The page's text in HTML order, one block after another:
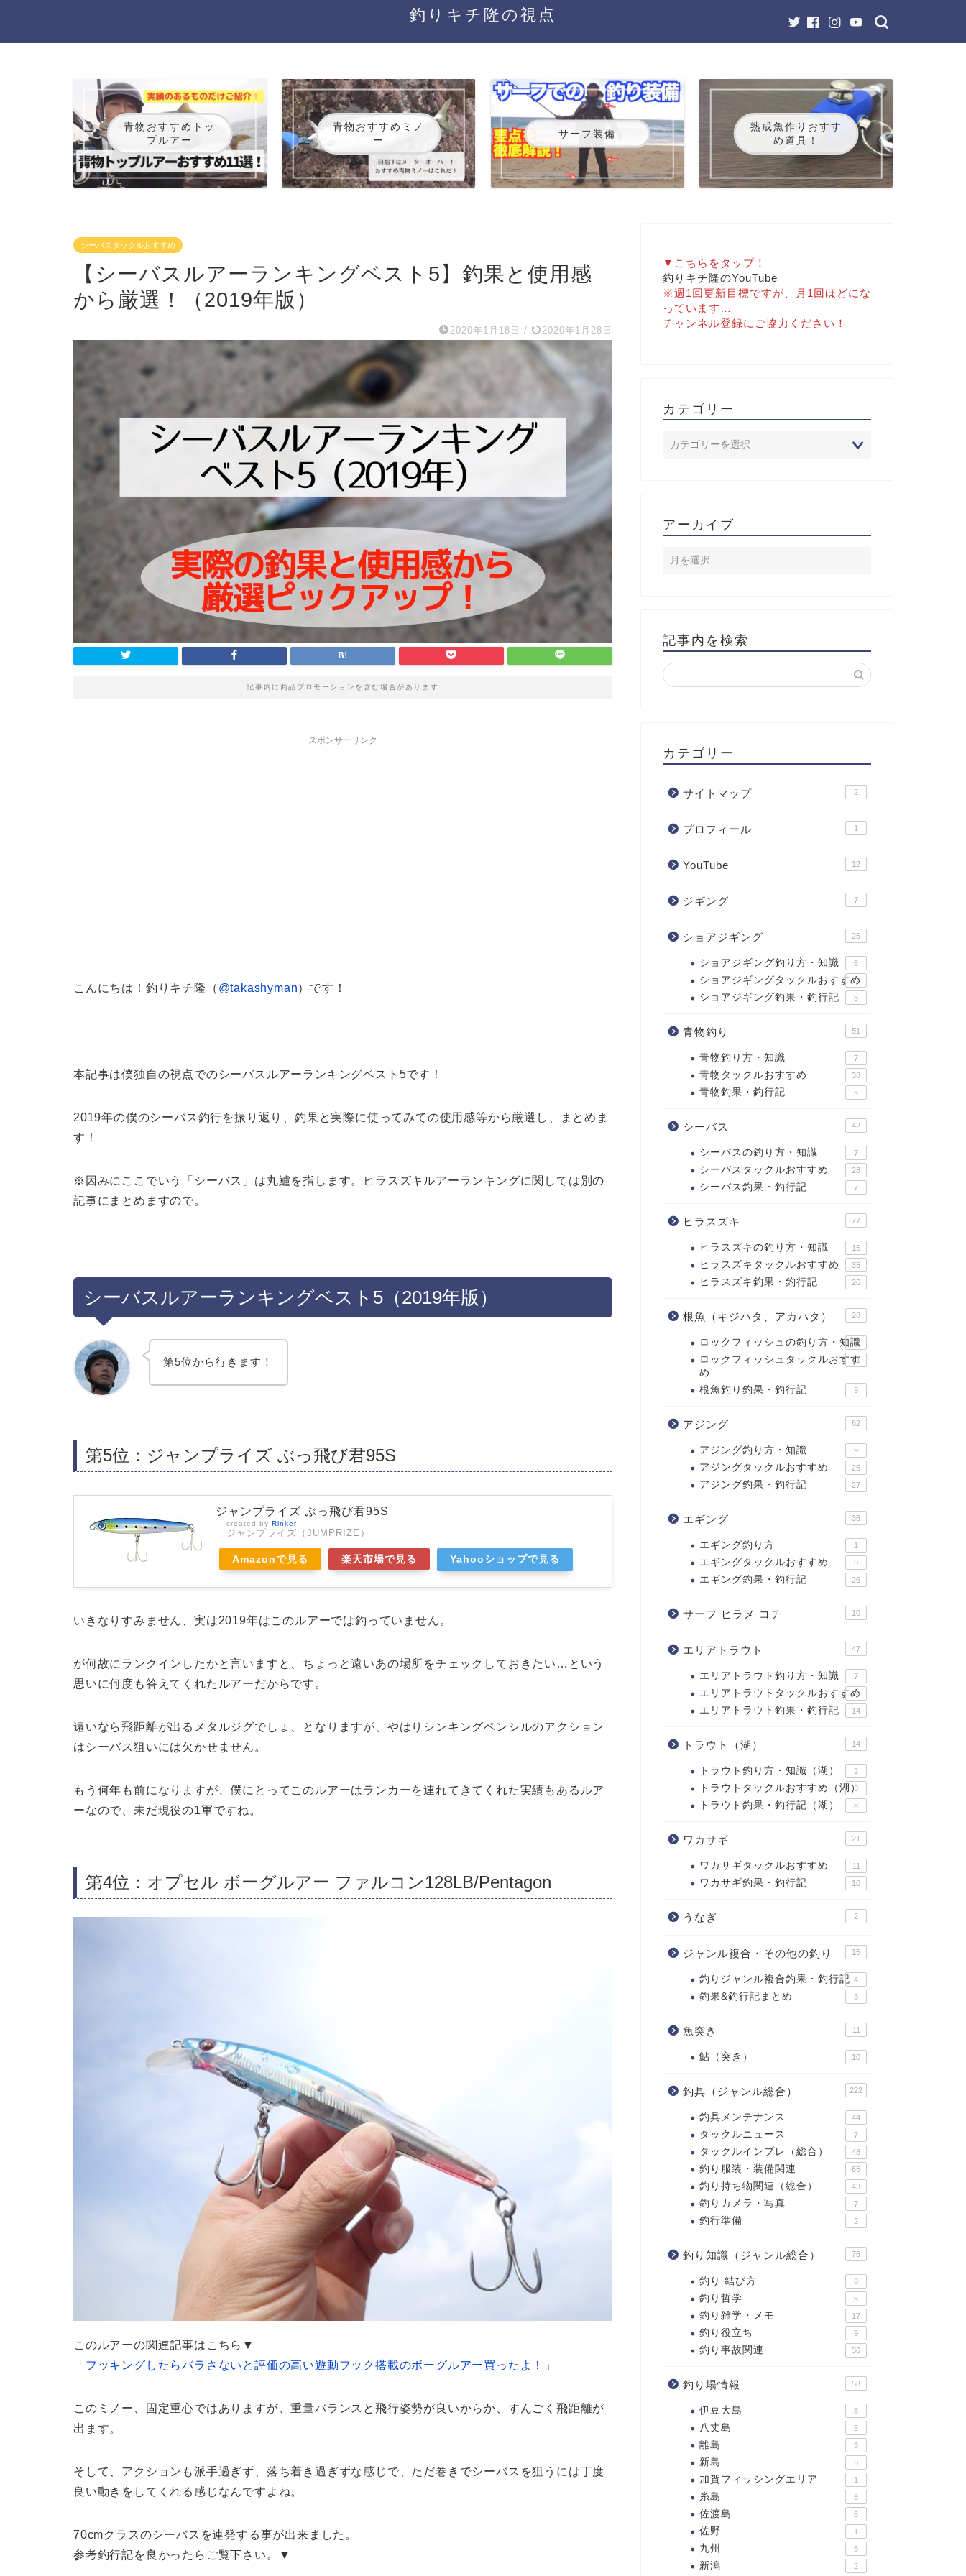
釣りキチ隆の視点
青物おすすめトッ
プルアー
青物おすすめミノ
ー
サーフ装備
熟成魚作りおすす
め道具！
シーバスタックルおすすめ
【シーバスルアーランキングベスト5】釣果と使用感
から厳選！（2019年版）
2020年1月18日 / 2020年1月28日
記事内に商品プロモーションを含む場合があります
スポンサーリンク
こんにちは！釣りキチ隆（ @takashyman）です！
本記事は僕独自の視点でのシーバスルアーランキングベスト5です！
2019年の僕のシーバス釣行を振り返り、釣果と実際に使ってみての使用感等から厳選し、まとめま
す！
※因みにここでいう「シーバス」は丸鱸を指します。ヒラスズキルアーランキングに関しては別の
記事にまとめますので。
シーバスルアーランキングベスト5（2019年版）
第5位から行きます！
第5位：ジャンプライズ ぶっ飛び君95S
ジャンプライズ ぶっ飛び君95S
created by Rinker
ジャンプライズ（JUMPRIZE）
Amazonで見る 楽天市場で見る Yahooショップで見る
いきなりすみません、実は2019年はこのルアーでは釣っていません。
が何故にランクインしたかと言いますと、ちょっと遠いあの場所をチェックしておきたい…という
思いに何度も答えてくれたルアーだからです。
遠いなら飛距離が出るメタルジグでしょ、となりますが、やはりシンキングペンシルのアクション
はシーバス狙いには欠かせません。
もう何年も前になりますが、僕にとってこのルアーはランカーを連れてきてくれた実績もあるルア
ーなので、未だ現役の1軍ですね。
第4位：オプセル ボーグルアー ファルコン128LB/Pentagon
このルアーの関連記事はこちら▼
「 フッキングしたらバラさないと評価の高い遊動フック搭載のボーグルアー買ったよ！ 」
このミノー、固定重心ではありますが、重量バランスと飛行姿勢が良いからか、すんごく飛距離が
出ます。
そして、アクションも派手過ぎず、落ち着き過ぎずな感じで、ただ巻きでシーバスを狙うには丁度
良い動きをしてくれる感じなんですよね。
70cmクラスのシーバスを連発する事が出来ました。
参考釣行記を良かったらご覧下さい。▼
▼こちらをタップ！
釣りキチ隆のYouTube
※週1回更新目標ですが、月1回ほどにな
っています…
チャンネル登録にご協力ください！
カテゴリー
アーカイブ
記事内を検索
カテゴリー
サイトマップ 2
プロフィール 1
YouTube 12
ジギング 7
ショアジギング 25
ショアジギング釣り方・知識 6
ショアジギングタックルおすすめ
12
ショアジギング釣果・釣行記 5
青物釣り 51
青物釣り方・知識 7
青物タックルおすすめ 38
青物釣果・釣行記 5
シーバス 42
シーバスの釣り方・知識 7
シーバスタックルおすすめ 28
シーバス釣果・釣行記 7
ヒラスズキ 77
ヒラスズキの釣り方・知識 15
ヒラスズキタックルおすすめ 35
ヒラスズキ釣果・釣行記 26
根魚（キジハタ、アカハタ） 28
ロックフィッシュの釣り方・知識
2
ロックフィッシュタックルおすす
め
11
根魚釣り釣果・釣行記 9
アジング 62
アジング釣り方・知識 9
アジングタックルおすすめ 25
アジング釣果・釣行記 27
エギング 36
エギング釣り方 1
エギングタックルおすすめ 9
エギング釣果・釣行記 26
サーフ ヒラメ コチ 10
エリアトラウト 47
エリアトラウト釣り方・知識 7
エリアトラウトタックルおすすめ
26
エリアトラウト釣果・釣行記 14
トラウト（湖） 14
トラウト釣り方・知識（湖） 2
トラウトタックルおすすめ（湖）
3
トラウト釣果・釣行記（湖） 8
ワカサギ 21
ワカサギタックルおすすめ 11
ワカサギ釣果・釣行記 10
うなぎ 2
ジャンル複合・その他の釣り 15
釣りジャンル複合釣果・釣行記 4
釣果&釣行記まとめ 3
魚突き 11
鮎（突き） 10
釣具（ジャンル総合） 222
釣具メンテナンス 44
タックルニュース 7
タックルインプレ（総合） 48
釣り服装・装備関連 65
釣り持ち物関連（総合） 43
釣りカメラ・写真 7
釣行準備 2
釣り知識（ジャンル総合） 75
釣り 結び方 8
釣り哲学 5
釣り雑学・メモ 17
釣り役立ち 9
釣り事故関連 36
釣り場情報 58
伊豆大島 8
八丈島 5
離島 3
新島 6
加賀フィッシングエリア 1
糸島 8
佐渡島 6
佐野 1
九州 5
新潟 2